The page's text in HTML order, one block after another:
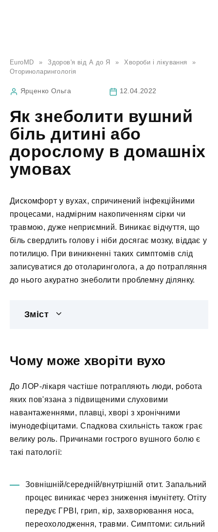
EuroMD » Здоров'я від А до Я » Хвороби і лікування
»
Оториноларингологія
Ярценко Ольга 12.04.2022
Як знеболити вушний
біль дитині або
дорослому в домашніх
умовах
Дискомфорт у вухах, спричинений інфекційними
процесами, надмірним накопиченням сірки чи
травмою, дуже неприємний. Виникає відчуття, що
біль свердлить голову і ніби досягає мозку, віддає у
потилицю. При виникненні таких симптомів слід
записуватися до отоларинголога, а до потрапляння
до нього акуратно знеболити проблемну ділянку.
Зміст
Чому може хворіти вухо
До ЛОР-лікаря частіше потрапляють люди, робота
яких пов'язана з підвищеними слуховими
навантаженнями, плавці, хворі з хронічними
імунодефіцитами. Спадкова схильність також грає
велику роль. Причинами гострого вушного болю є
такі патології:
Зовнішній/середній/внутрішній отит. Запальний
процес виникає через зниження імунітету. Отіту
передує ГРВІ, грип, кір, захворювання носа,
переохолодження, травми. Симптоми: сильний